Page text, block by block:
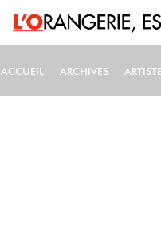
MAIN
ACCUEIL ARCHIVES